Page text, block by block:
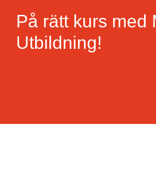
På rätt kurs med
Utbildning!